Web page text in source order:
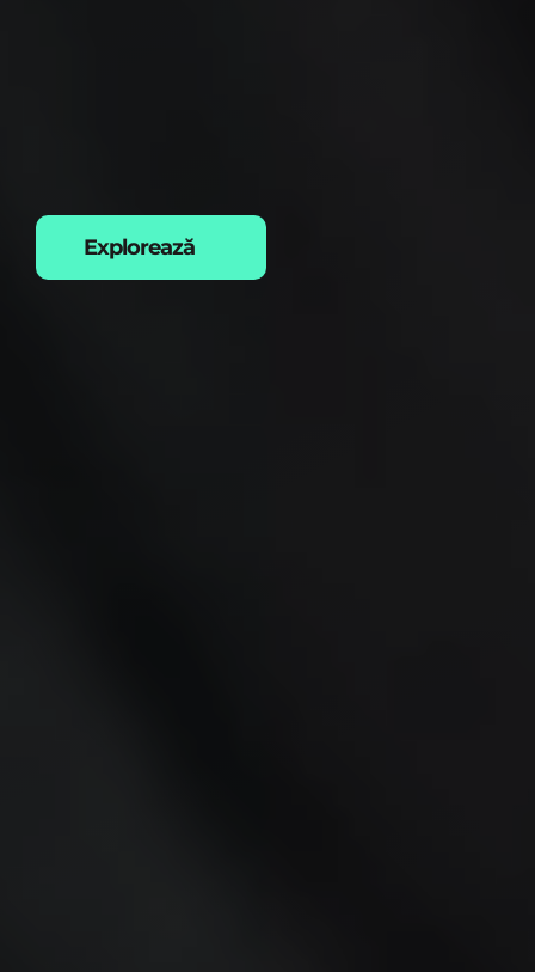
Explorează